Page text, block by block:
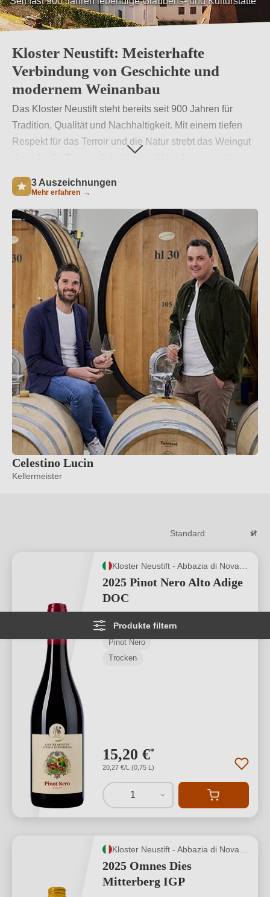
Kloster Neustift: Meisterhafte
Verbindung von Geschichte und
modernem Weinanbau
Das Kloster Neustift steht bereits seit 900 Jahren für
Tradition, Qualität und Nachhaltigkeit. Mit einem tiefen
Respekt für das Terroir und die Natur strebt das Weingut
danach, die Einzigartigkeit seiner Umgebung in jedem
sichert Kloster Neustift die Schönheit und Reinheit der
Natur für zukünftige Generationen.Weiterlesen→
3 Auszeichnungen
Mehr erfahren →
Celestino Lucin
Kellermeister
Produkte filtern
2025 Pinot Nero Alto Adige
DOC
Alto Adige DOC
Pinot Nero
Trocken
15,20 €*
20,27 €/L (0,75 L)
1
2025 Omnes Dies
Mitterberg IGP